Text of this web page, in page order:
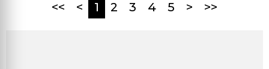
<< < 1 (current)
2 3 4 5 > >>